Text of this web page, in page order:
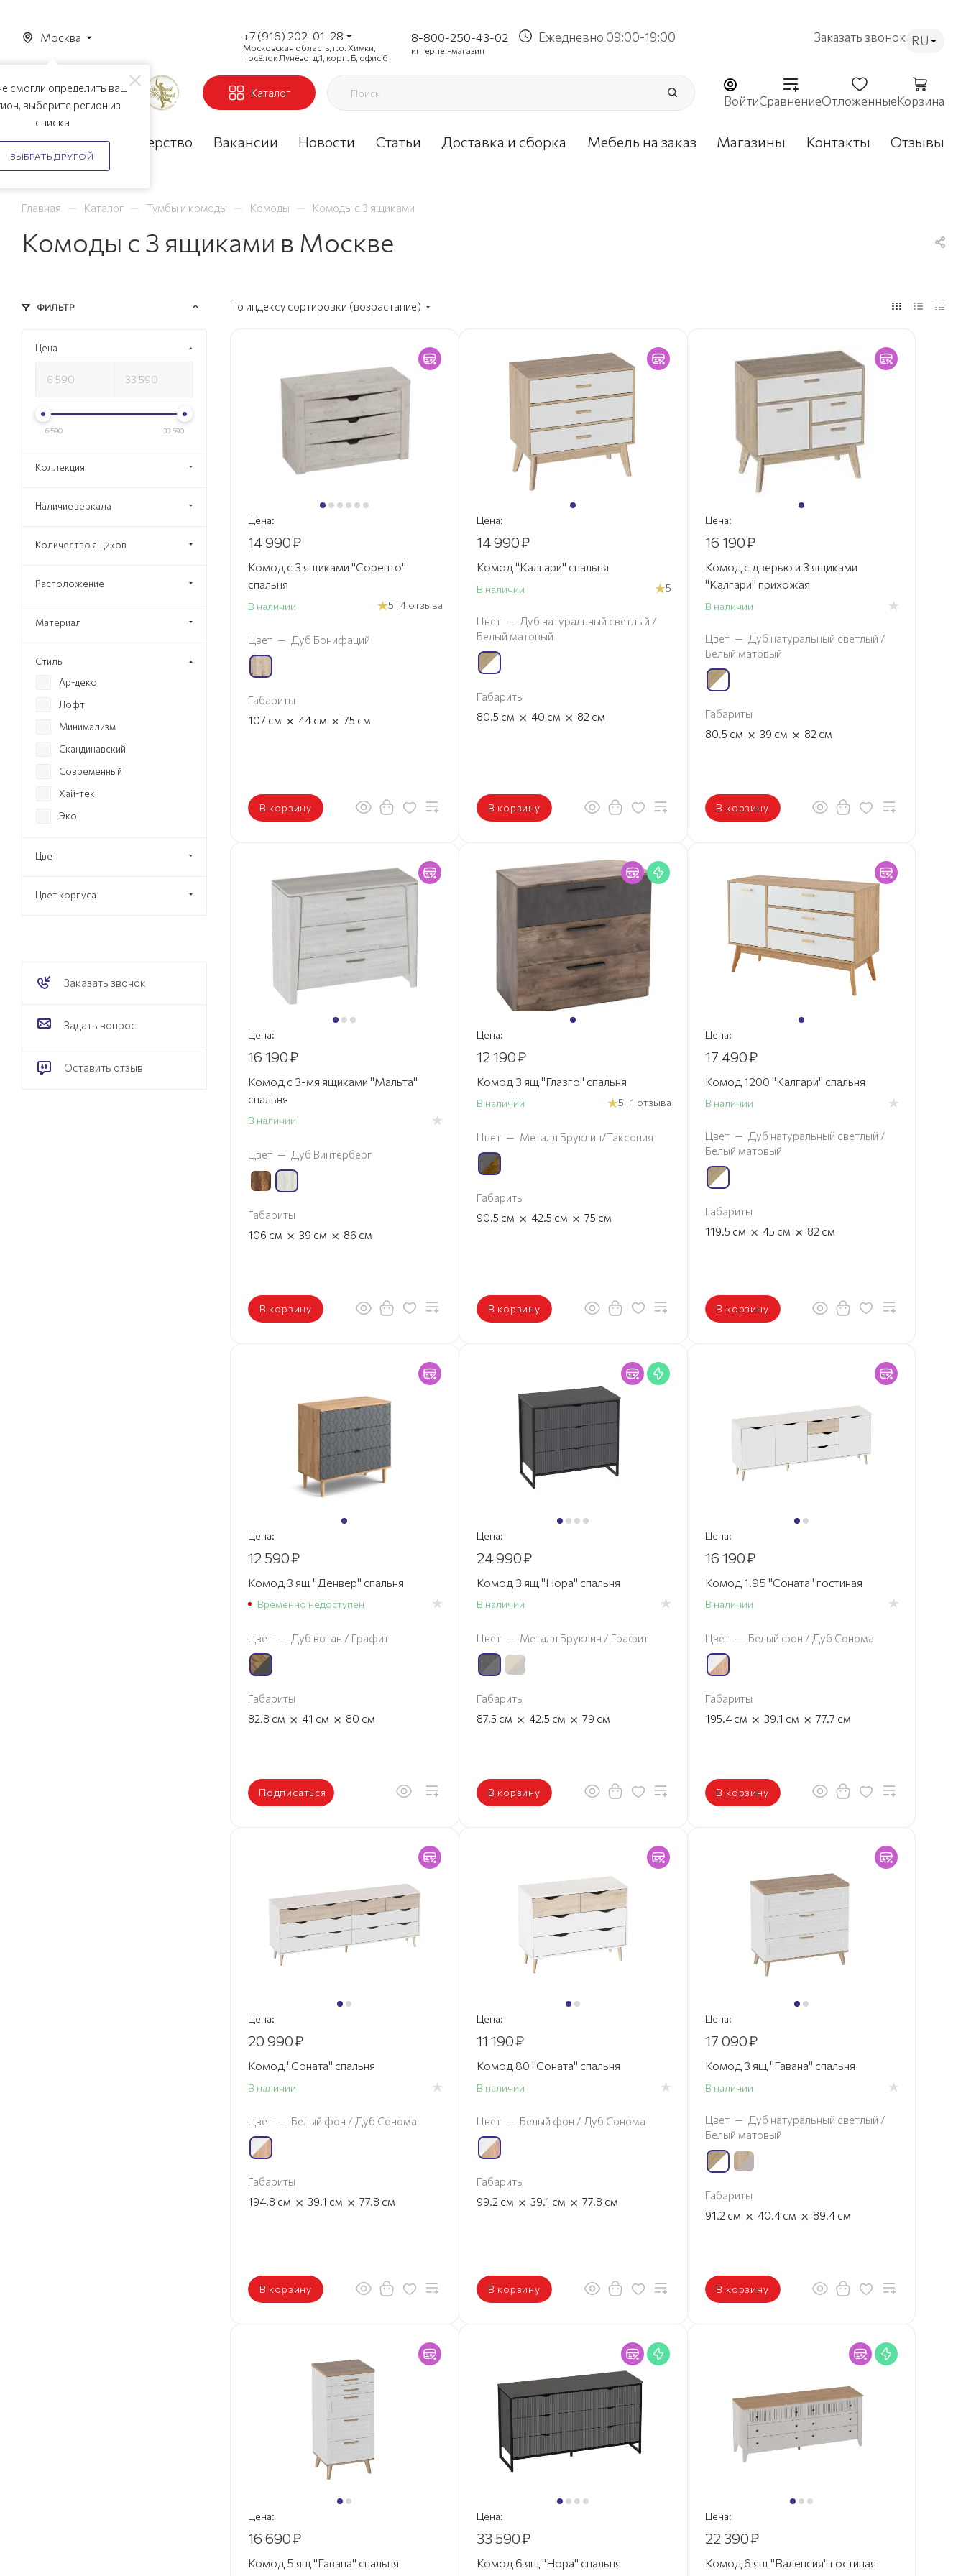
Москва
смогли определить ваш
выберите регион из
списка
ВЫБРАТЬ ДРУГОЙ
+7 (916) 202-01-28
Московская область, г.о. Химки,
посёлок Лунёво, д.1, корп. Б, офис 6
8-800-250-43-02
интернет-магазин
Ежедневно 09:00-19:00 Заказать звонок RU
Каталог
ВойтиСравнениеОтложенныеКорзина
Акции Партнерство Вакансии Новости Статьи Доставка и сборка Мебель на заказ Магазины Контакты Отзывы
Главная — Каталог — Тумбы и комоды — Комоды — Комоды с 3 ящиками
Комоды с 3 ящиками в Москве
По индексу сортировки (возрастание)
Цена:
14 990₽
Комод с 3 ящиками "Соренто"
спальня
В наличии 5 | 4 отзыва
Цвет — Дуб Бонифаций
Габариты
107 см × 44 см × 75 см
В корзину
Цена:
14 990₽
Комод "Калгари" спальня
В наличии 5
Цвет — Дуб натуральный светлый /
Белый матовый
Габариты
80.5 см × 40 см × 82 см
В корзину
Цена:
16 190₽
Комод с дверью и 3 ящиками
"Калгари" прихожая
В наличии
Цвет — Дуб натуральный светлый /
Белый матовый
Габариты
80.5 см × 39 см × 82 см
В корзину
Цена:
16 190₽
Комод с 3-мя ящиками "Мальта"
спальня
В наличии
Цвет — Дуб Винтерберг
Габариты
106 см × 39 см × 86 см
В корзину
Цена:
12 190₽
Комод 3 ящ "Глазго" спальня
В наличии 5 | 1 отзыва
Цвет — Металл Бруклин/Таксония
Габариты
90.5 см × 42.5 см × 75 см
В корзину
Цена:
17 490₽
Комод 1200 "Калгари" спальня
В наличии
Цвет — Дуб натуральный светлый /
Белый матовый
Габариты
119.5 см × 45 см × 82 см
В корзину
Цена:
12 590₽
Комод 3 ящ "Денвер" спальня
Временно недоступен
Цвет — Дуб вотан / Графит
Габариты
82.8 см × 41 см × 80 см
Подписаться
Цена:
24 990₽
Комод 3 ящ "Нора" спальня
В наличии
Цвет — Металл Бруклин / Графит
Габариты
87.5 см × 42.5 см × 79 см
В корзину
Цена:
16 190₽
Комод 1.95 "Соната" гостиная
В наличии
Цвет — Белый фон / Дуб Сонома
Габариты
195.4 см × 39.1 см × 77.7 см
В корзину
Цена:
20 990₽
Комод "Соната" спальня
В наличии
Цвет — Белый фон / Дуб Сонома
Габариты
194.8 см × 39.1 см × 77.8 см
В корзину
Цена:
11 190₽
Комод 80 "Соната" спальня
В наличии
Цвет — Белый фон / Дуб Сонома
Габариты
99.2 см × 39.1 см × 77.8 см
В корзину
Цена:
17 090₽
Комод 3 ящ "Гавана" спальня
В наличии
Цвет — Дуб натуральный светлый /
Белый матовый
Габариты
91.2 см × 40.4 см × 89.4 см
В корзину
Цена:
16 690₽
Комод 5 ящ "Гавана" спальня
Цена:
33 590₽
Комод 6 ящ "Нора" спальня
Цена:
22 390₽
Комод 6 ящ "Валенсия" гостиная
ФИЛЬТР
Цена
6 590 33 590
Коллекция
Наличие зеркала
Количество ящиков
Расположение
Материал
Стиль
Ар-деко
Лофт
Минимализм
Скандинавский
Современный
Хай-тек
Эко
Цвет
Цвет корпуса
Заказать звонок
Задать вопрос
Оставить отзыв